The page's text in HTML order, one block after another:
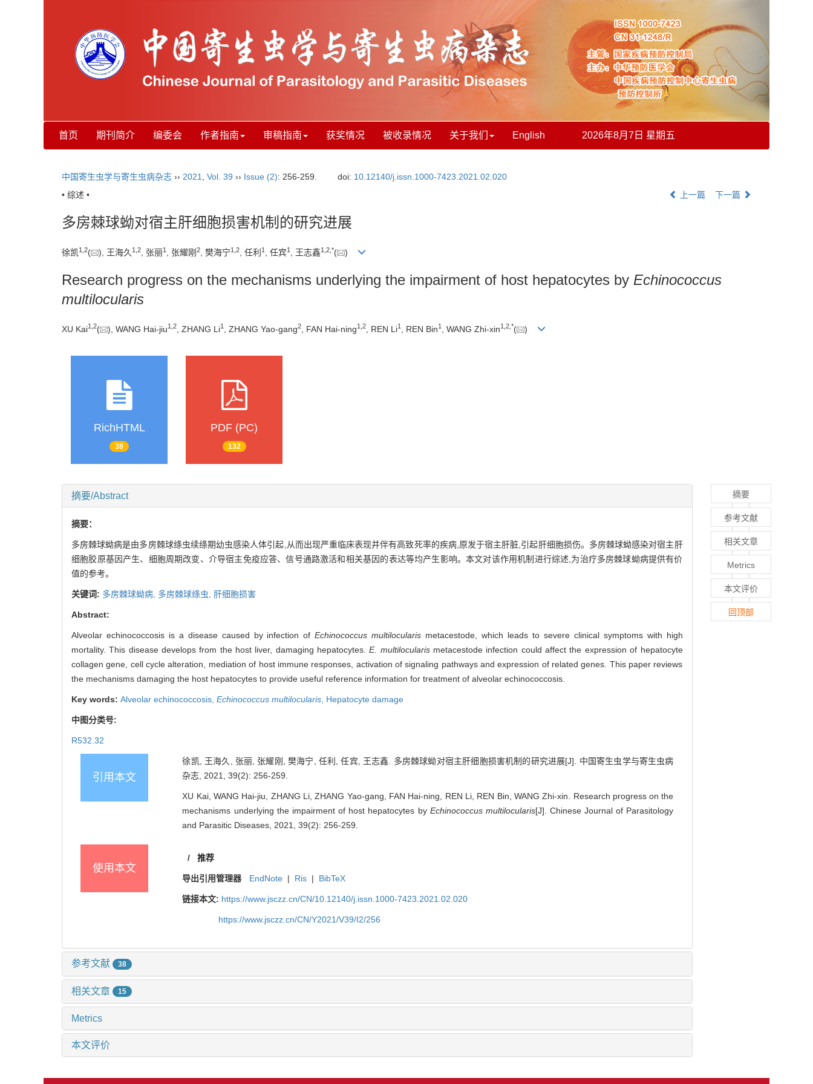
首页 期刊简介 编委会 作者指南 审稿指南 获奖情况 被收录情况 关于我们 English 2026年8月7日 星期五
中国寄生虫学与寄生虫病杂志 ›› 2021 Vol. 39 ›› Issue (2): 256-259. doi: 10.12140/j.issn.1000-7423.2021.02.020
• 综述 •
上一篇 下一篇
多房棘球蚴对宿主肝细胞损害机制的研究进展
徐凯 1 2( ), 王海久 1 2 , 张丽1 , 张耀刚 2 , 樊海宁1 2 , 任利 1 , 任宾1 , 王志鑫1 2 *( )
Research progress on the mechanisms underlying the impairment of host hepatocytes by Echinococcus
multilocularis
XU Kai1 2( ), WANG Hai-jiu1 2 , ZHANG Li1 , ZHANG Yao-gang2 , FAN Hai-ning1 2 , REN Li1 , REN Bin1 , WANG Zhi-xin1 2 *( )
RichHTML
38
PDF (PC)
132
摘要/Abstract
摘要：
多房棘球蚴病是由多房棘球绦虫续绦期幼虫感染人体引起,从而出现严重临床表现并伴有高致死率的疾病,原发于宿主肝脏,引起肝细胞损伤。多房棘球蚴感染对宿主肝
细胞胶原基因产生、细胞周期改变、介导宿主免疫应答、信号通路激活和相关基因的表达等均产生影响。本文对该作用机制进行综述,为治疗多房棘球蚴病提供有价
值的参考。
关键词: 多房棘球蚴病, 多房棘球绦虫, 肝细胞损害
Abstract:
Alveolar echinococcosis is a disease caused by infection ofEchinococcus multilocularis metacestode, which leads to severe clinical symptoms with high
mortality. This disease develops from the host liver, damaging hepatocytes.E. multilocularismetacestode infection could affect the expression of hepatocyte
collagen gene, cell cycle alteration, mediation of host immune responses, activation of signaling pathways and expression of related genes. This paper reviews
the mechanisms damaging the host hepatocytes to provide useful reference information for treatment of alveolar echinococcosis.
Key words: Alveolar echinococcosis, Echinococcus multilocularis Hepatocyte damage
中图分类号:
R532.32
引用本文
徐凯, 王海久, 张丽, 张耀刚, 樊海宁, 任利, 任宾, 王志鑫. 多房棘球蚴对宿主肝细胞损害机制的研究进展[J]. 中国寄生虫学与寄生虫病
杂志, 2021, 39(2): 256-259.
XU Kai, WANG Hai-jiu, ZHANG Li, ZHANG Yao-gang, FAN Hai-ning, REN Li, REN Bin, WANG Zhi-xin. Research progress on the
mechanisms underlying the impairment of host hepatocytes by Echinococcus multilocularis[J]. Chinese Journal of Parasitology
and Parasitic Diseases, 2021, 39(2): 256-259.
使用本文
/ 推荐
导出引用管理器 EndNote | Ris | BibTeX
链接本文: https://www.jsczz.cn/CN/10.12140/j.issn.1000-7423.2021.02.020
https://www.jsczz.cn/CN/Y2021/V39/I2/256
参考文献 38
相关文章 15
Metrics
本文评价
摘要
参考文献
相关文章
Metrics
本文评价
回顶部